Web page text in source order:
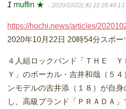
1 muffin ★ ：2020/10/22(木) 22:26:49.13
https://hochi.news/articles/
2020年10月22日 20時54分スポー
４人組ロックバンド「ＴＨＥ
Ｙ」のボーカル・吉井和哉（５
ンモデルの吉井添（１８）が自
し、高級ブランド「ＰＲＡＤＡ